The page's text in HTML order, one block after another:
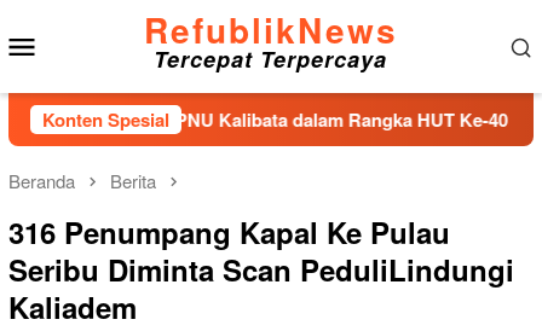
ke
konten
RefublikNews
Tercepat Terpercaya
Konten Spesial
di TMPNU Kalibata dalam Rangka HUT Ke-40 PPAL
Beranda Berita
316 Penumpang Kapal Ke Pulau
Seribu Diminta Scan PeduliLindungi
Kaliadem